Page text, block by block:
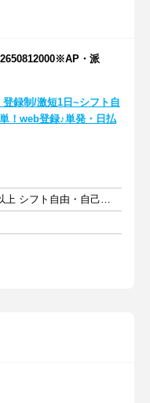
・派
登録制/激短1日~シフト自
！web登録♪単発・日払
週1日以上 1日3時間以上 シフト自由・自己申告